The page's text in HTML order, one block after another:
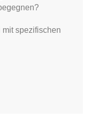
mit spezifischen